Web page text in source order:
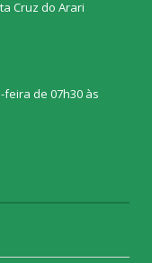
Cruz do Arari
de 07h30 às